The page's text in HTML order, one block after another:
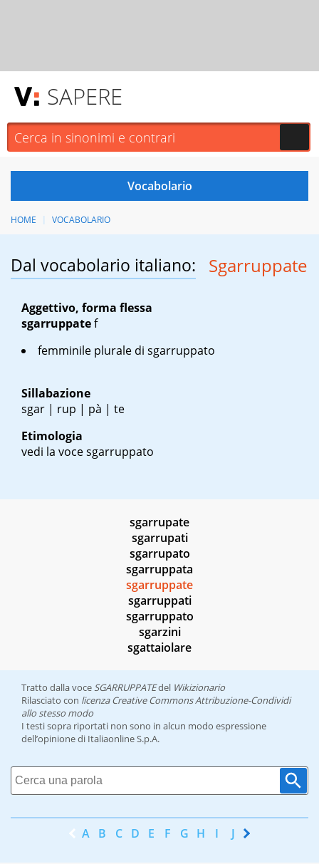
SAPERE
HOME VOCABOLARIO
Dal vocabolario italiano: Sgarruppate
Aggettivo, forma flessa
sgarruppatef
femminile plurale di sgarruppato
Sillabazione
sgar | rup | pà | te
Etimologia
vedi la voce sgarruppato
sgarrupate
sgarrupati
sgarrupato
sgarruppata
sgarruppate
sgarruppati
sgarruppato
sgarzini
sgattaiolare
Tratto dalla voce SGARRUPPATEdel Wikizionario
Rilasciato con licenza Creative Commons Attribuzione-Condividi
allo stesso modo
I testi sopra riportati non sono in alcun modo espressione
dell’opinione di Italiaonline S.p.A.
A B C D E F G H I J K